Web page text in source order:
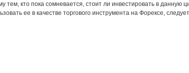
тем, кто пока сомневается, стоит ли инвестировать в данную
ее в качестве торгового инструмента на Форексе, следует